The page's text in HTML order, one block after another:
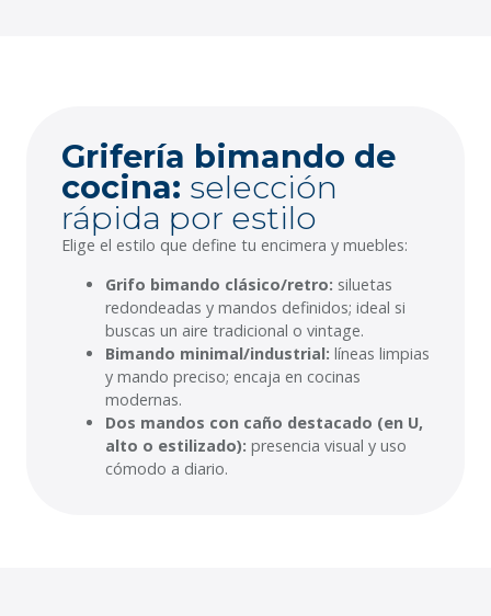
Grifería bimando de
cocina: selección
rápida por estilo
Elige el estilo que define tu encimera y muebles:
Grifo bimando clásico/retro: siluetas
redondeadas y mandos definidos; ideal si
buscas un aire tradicional o vintage.
Bimando minimal/industrial: líneas limpias
y mando preciso; encaja en cocinas
modernas.
Dos mandos con caño destacado (en U,
alto o estilizado): presencia visual y uso
cómodo a diario.